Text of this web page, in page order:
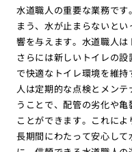
水道職人の重要な業務で
まう、水が止まらないと
響を与えます。水道職人は
さらには新しいトイレの
で快適なトイレ環境を維
人は定期的な点検とメン
うことで、配管の劣化や
ことができます。これによ
長期間にわたって安心し